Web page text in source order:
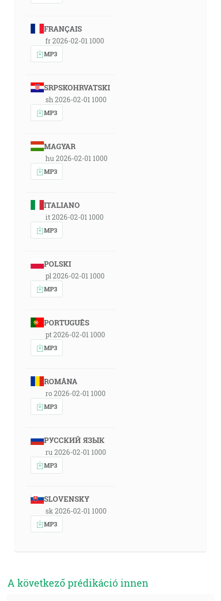
FRANÇAIS
fr 2026-02-01 1000
MP3
SRPSKOHRVATSKI
sh 2026-02-01 1000
MP3
MAGYAR
hu 2026-02-01 1000
MP3
ITALIANO
it 2026-02-01 1000
MP3
POLSKI
pl 2026-02-01 1000
MP3
PORTUGUÊS
pt 2026-02-01 1000
MP3
ROMÂNA
ro 2026-02-01 1000
MP3
РУССКИЙ ЯЗЫК
ru 2026-02-01 1000
MP3
SLOVENSKY
sk 2026-02-01 1000
MP3
A következő prédikáció innen